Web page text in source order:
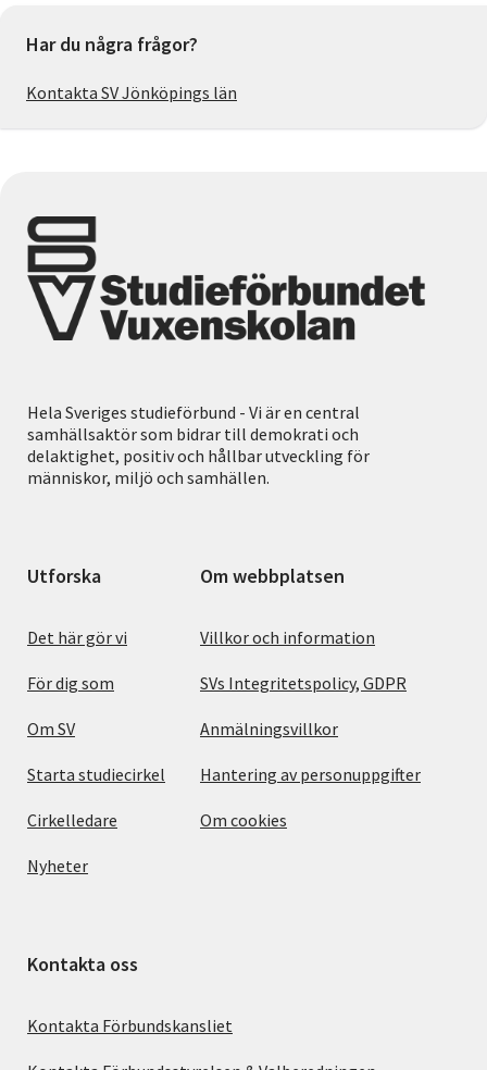
Har du några frågor?
Kontakta SV Jönköpings län
Hela Sveriges studieförbund - Vi är en central
samhällsaktör som bidrar till demokrati och
delaktighet, positiv och hållbar utveckling för
människor, miljö och samhällen.
Utforska
Det här gör vi
För dig som
Om SV
Starta studiecirkel
Cirkelledare
Nyheter
Om webbplatsen
Villkor och information
SVs Integritetspolicy, GDPR
Anmälningsvillkor
Hantering av personuppgifter
Om cookies
Kontakta oss
Kontakta Förbundskansliet